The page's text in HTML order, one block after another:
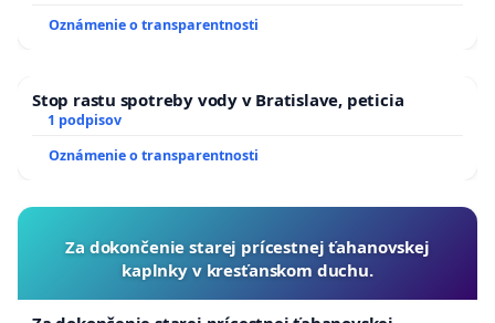
Oznámenie o transparentnosti
Stop rastu spotreby vody v Bratislave, peticia
1 podpisov
Oznámenie o transparentnosti
Za dokončenie starej prícestnej ťahanovskej
kaplnky v kresťanskom duchu.